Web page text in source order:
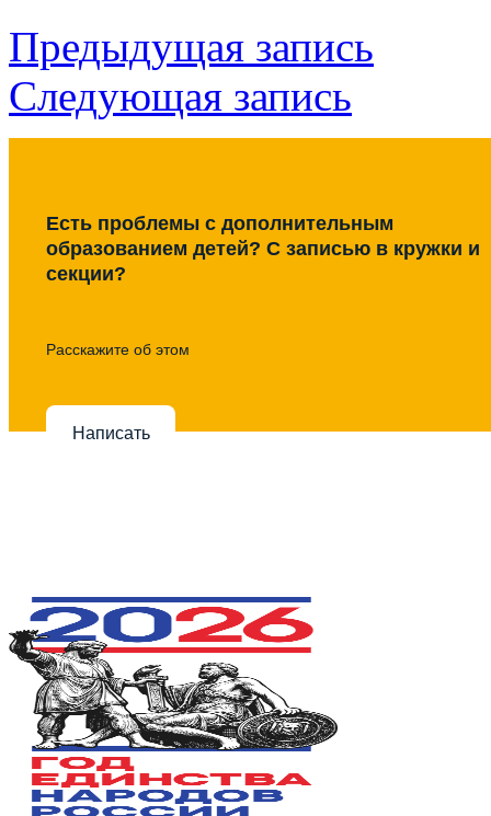
Предыдущая запись
Следующая запись
Есть проблемы с дополнительным
образованием детей? С записью в кружки и
секции?
Расскажите об этом
Написать